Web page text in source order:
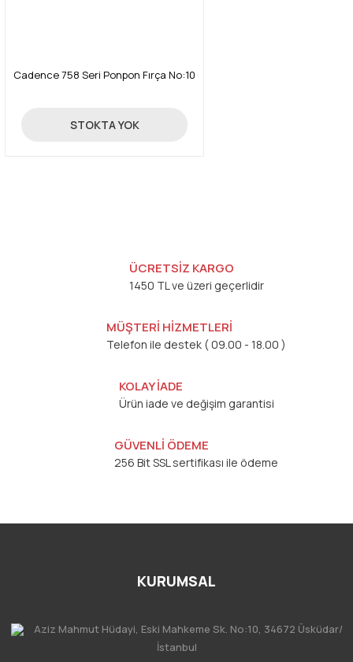
Cadence 758 Seri Ponpon Fırça No:10
164,00 TL
STOKTA YOK
ÜCRETSİZ KARGO
1450 TL ve üzeri geçerlidir
MÜŞTERİ HİZMETLERİ
Telefon ile destek ( 09.00 - 18.00 )
KOLAY İADE
Ürün iade ve değişim garantisi
GÜVENLİ ÖDEME
256 Bit SSL sertifikası ile ödeme
KURUMSAL
Aziz Mahmut Hüdayi, Eski Mahkeme Sk. No:10, 34672 Üsküdar/
İstanbul